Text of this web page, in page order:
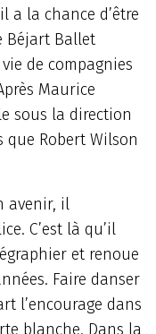
a la chance d’être
Béjart Ballet
de compagnies
Maurice
sous la direction
que Robert Wilson
avenir, il
C’est là qu’il
et renoue
Faire danser
l’encourage dans
blanche. Dans la